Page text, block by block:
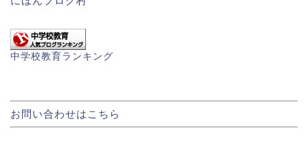
中学校教育ランキング
お問い合わせはこちら